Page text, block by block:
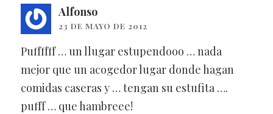
Alfonso
23 DE MAYO DE 2012
Puffffff … un llugar estupendooo … nada
mejor que un acogedor lugar donde hagan
comidas caseras y … tengan su estufita ….
pufff … que hambreee!